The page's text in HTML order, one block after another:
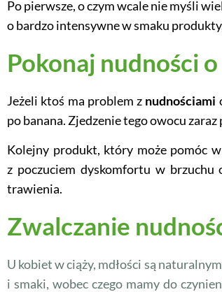
Po pierwsze, o czym wcale nie myśli
o bardzo intensywne w smaku
Pokonaj nudności
Jeżeli ktoś ma problem z nudnościami
po banana. Zjedzenie tego owocu
Kolejny produkt, który może pomóc
z poczuciem dyskomfortu w brzuchu
trawienia.
Zwalczanie
U kobiet w ciąży, mdłości są
i smaki, wobec czego mamy do